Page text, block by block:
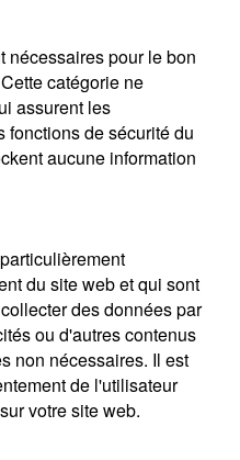
nécessaires pour le bon
catégorie ne
assurent les
fonctions de sécurité du
aucune information
du site web et qui sont
des données par
ou d'autres contenus
non nécessaires. Il est
de l'utilisateur
votre site web.